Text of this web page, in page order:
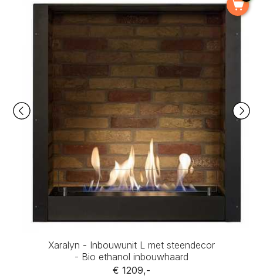
Xaralyn - Inbouwunit L met steendecor
- Bio ethanol inbouwhaard
€ 1209,-